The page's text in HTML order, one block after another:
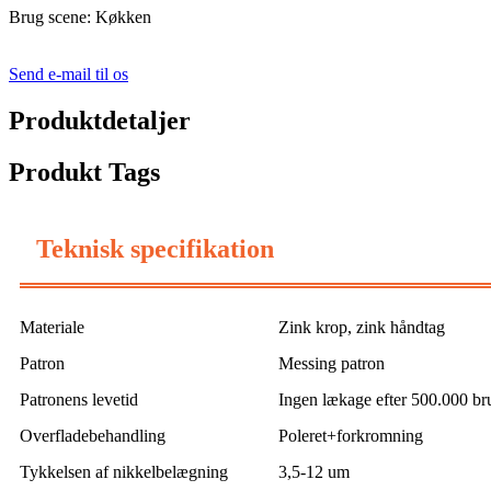
Brug scene: Køkken
Send e-mail til os
Produktdetaljer
Produkt Tags
Teknisk specifikation
Materiale
Zink krop, zink håndtag
Patron
Messing patron
Patronens levetid
Ingen lækage efter 500.000
Overfladebehandling
Poleret+forkromning
Tykkelsen af ​​nikkelbelægning
3,5-12 um